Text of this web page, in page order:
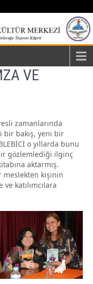
VE
zamanlarında
bir bakış, yeni bir
o yıllarda bunu
gözlemlediği ilginç
aktarmış.
meslekten kişinin
katılımcılara